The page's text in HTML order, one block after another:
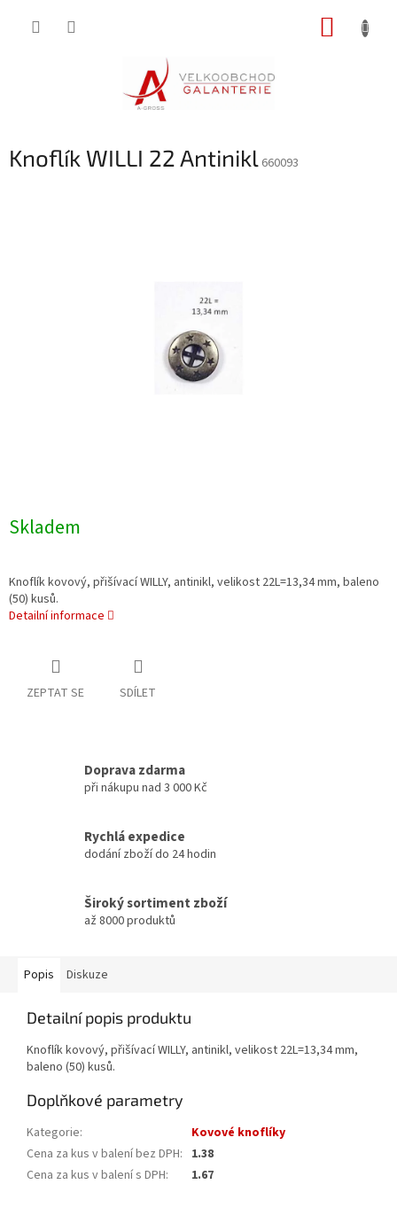
Knoflík WILLI 22 Antinikl 660093
Skladem
Knoflík kovový, přišívací WILLY, antinikl, velikost 22L=13,34 mm, baleno
(50) kusů.
Detailní informace
ZEPTAT SE SDÍLET
Doprava zdarma
při nákupu nad 3 000 Kč
Rychlá expedice
dodání zboží do 24 hodin
Široký sortiment zboží
až 8000 produktů
Popis Diskuze
Detailní popis produktu
Knoflík kovový, přišívací WILLY, antinikl, velikost 22L=13,34 mm,
baleno (50) kusů.
Doplňkové parametry
Kategorie:
Kovové knoflíky
Cena za kus v balení bez DPH: 1.38
Cena za kus v balení s DPH: 1.67